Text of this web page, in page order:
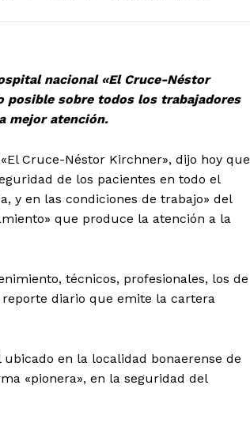
nacional «El Cruce-Néstor
posible sobre todos los trabajadores
mejor atención.
Cruce-Néstor Kirchner», dijo hoy que
de los pacientes en todo el
y en las condiciones de trabajo» del
que produce la atención a la
técnicos, profesionales, los de
diario que emite la cartera
en la localidad bonaerense de
«pionera», en la seguridad del